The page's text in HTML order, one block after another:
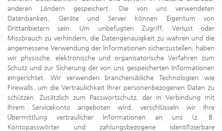
anderen Ländern gespeichert. Die von uns verwendeten
Datenbanken, Geräte und Server können Eigentum von
Drittanbietern sein. Um unbefugten Zugriff, Verlust oder
Missbrauch zu verhindern, die Datengenauigkeit zu wahren und die
angemessene Verwendung der Informationen sicherzustellen, haben
wir physische, elektronische und organisatorische Verfahren zum
Schutz und zur Sicherung der von uns gespeicherten Informationen
eingerichtet. Wir verwenden branchenübliche Technologien wie
Firewalls, um die Vertraulichkeit Ihrer personenbezogenen Daten zu
schützen. Zusätzlich zum Passwortschutz, der in Verbindung mit
Ihrem Servicekonto angeboten wird, verschlüsseln wir Ihre
Übermittlung vertraulicher Informationen an uns (z. B.
Kontopasswörter und zahlungsbezogene identifizierbare